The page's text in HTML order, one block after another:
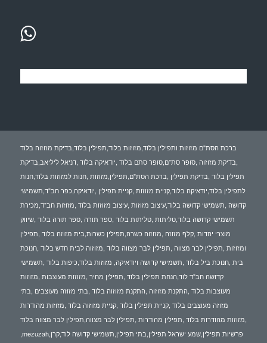
ברכת הסת"ם מזוזות ותפילין בלוד,מזוזות בלוד,תפילין בלוד,בדיקת מזוזוה בלוד
,בדיקת מזוזוה ,סופר סת"ם,סופר סתם בלוד ,יודאיקה בלוד ,דניאל ליליאב,בדיקת
תפילין בלוד ,בדיקת תפילין ,ברכת הסת"ם,תפילין,מזוזות ,חנות למזוזות בלוד,חנות
לתפילין בלוד,יודאיקה בלוד,קניית מזוזות ,קניית תפילין ,יודאיקה,כפר חב"ד,תשמישי
קדושה ,תשמישי קדושה בלוד,עיצוב מזוזות ,עיצוב מזוזות בלוד ,מזוזות חב"ד,מכירת
תשמישי קדושה בלוד,טליתות ,טליתות בלוד ,ספר תורה ,ספר תורה בלוד ,שיווק
מוצרי יהדות ,קלף מזוזה ,מזוזוה כשרה,תפילין כשרות,בית מזוזה בלוד ,תפילין
ומזוזות ,תפילין לבר מצווה ,תפילין לבר מצווה בלוד ,מזוזוה לבית חדש בלוד ,חנוכת
בית ,חנוכת ביל בלוד ,תשמישי קדושה ויודאיקה, מזוזות בלוד,כיפות בלוד ,תשמישי
קדושה חב"ד לוד,הנחת תפילין בלוד ,תפילין מחיר ,מזוזות מעוצבות ,מזוזות
מעוצבות בלוד ,התקנת מזוזוה ,התקנת מזוזוה בלוד ,בתי מזוזה מעוצבים ,בתי
מזוזה מעוצבים בלוד ,קניית תפילין בלוד ,קניית מזוזוה בלוד ,מזוזות מהודרות
,מזוזות מהודרות בלוד ,תפילין מהודרות ,תפילין לבר מצווה,תפילין לבר מצווה בלוד
,mezuzah,פרשיות תפילין,שמע ישראל תפילין,בתי תפילין,תשמישי קדושה לוד,קרן